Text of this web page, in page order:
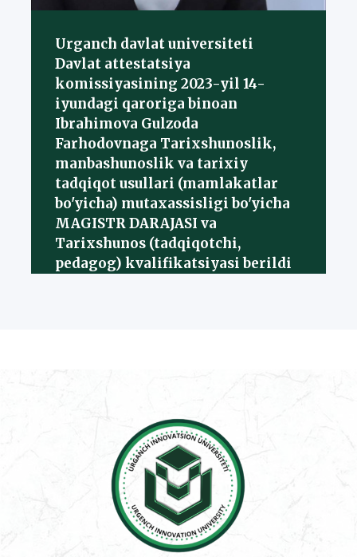
Urganch davlat universiteti
Davlat attestatsiya
komissiyasining 2023-yil 14-
iyundagi qaroriga binoan
Ibrahimova Gulzoda
Farhodovnaga Tarixshunoslik,
manbashunoslik va tarixiy
tadqiqot usullari (mamlakatlar
bo'yicha) mutaxassisligi bo'yicha
MAGISTR DARAJASI va
Tarixshunos (tadqiqotchi,
pedagog) kvalifikatsiyasi berildi